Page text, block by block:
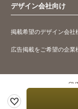
デザイン会社向け
掲載希望のデザイン会社
広告掲載をご希望の企業